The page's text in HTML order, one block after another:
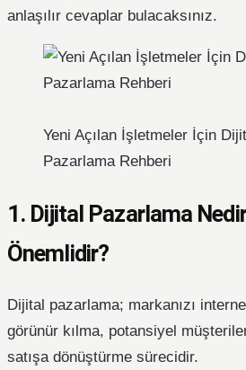
anlaşılır cevaplar bulacaksınız.
Yeni Açılan İşletmeler İçin
Pazarlama Rehberi
1. Dijital Pazarlama
Önemlidir?
Dijital pazarlama; markanızı
görünür kılma, potansiyel
satışa dönüştürme sürecidir.